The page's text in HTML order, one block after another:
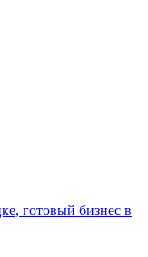
готовый бизнес в